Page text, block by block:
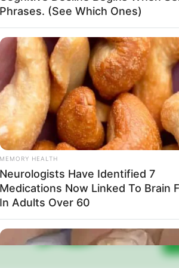
dois ocupantes do caminhão
Não há informações sobre o
de Bombeiros, Polícia
para atender a ocorrência.
Phrases. (See Which Ones)
MEMORY HEALTH
Neurologists Have Identified 7
Medications Now Linked To Brain
In Adults Over 60